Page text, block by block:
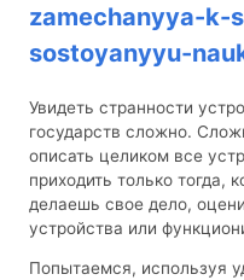
zamechanyya-k-
sostoyanyyu-
Увидеть странности
государств сложно.
описать целиком все
приходить только тогда,
делаешь свое дело,
устройства или
Попытаемся, используя